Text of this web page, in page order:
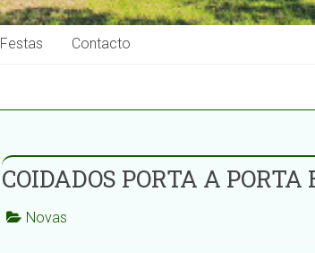
Festas Contacto
COIDADOS PORTA A
Novas